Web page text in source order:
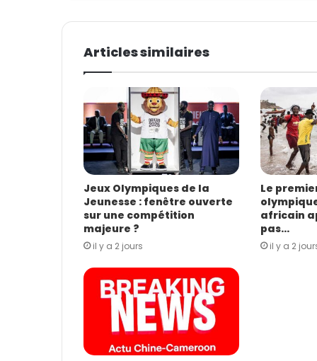
o
r
e
d
r
e
s
s
e
E
m
a
i
l
Articles similaires
Jeux Olympiques de la
Jeunesse : fenêtre ouverte
sur une compétition
majeure ?
il y a 2 jours
Le
africain
pas…
il y a 2